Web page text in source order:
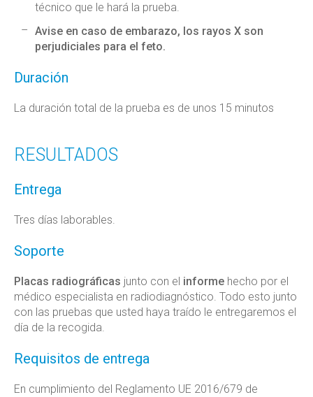
técnico que le hará la prueba.
Avise en caso de embarazo, los rayos X son
perjudiciales para el feto.
Duración
La duración total de la prueba es de unos 15 minutos
RESULTADOS
Entrega
Tres días laborables.
Soporte
Placas radiográficas junto con el informe hecho por el
médico especialista en radiodiagnóstico. Todo esto junto
con las pruebas que usted haya traído le entregaremos el
día de la recogida.
Requisitos de entrega
En cumplimiento del Reglamento UE 2016/679 de